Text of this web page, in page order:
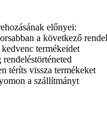
előnyei:
a következő
termékeidet
téríts vissza termékeket
a szállítmányt